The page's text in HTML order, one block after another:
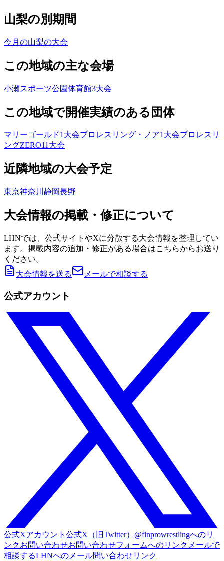
山梨の別期間
今月の山梨の大会
この地域の主な会場
小瀬スポーツ公園体育館3大会
この地域で開催実績のある団体
マリーゴールド1大会プロレスリング・ノア1大会プロレスリ
ングZERO11大会
近隣地域の大会予定
東京神奈川 静岡長野
大会情報の掲載・修正について
LHNでは、公式サイトやXに分散する大会情報を整理してい
ます。掲載内容の追加・修正がある場合はこちらからお送り
ください。
大会情報を送る
メールで相談する
公式アカウント
公式Xアカウント 公式X（旧Twitter）@finprowrestlingへのリ
ンクお問い合わせお問い合わせフォームへのリンク メールで
相談するLHNへのメール問い合わせリンク